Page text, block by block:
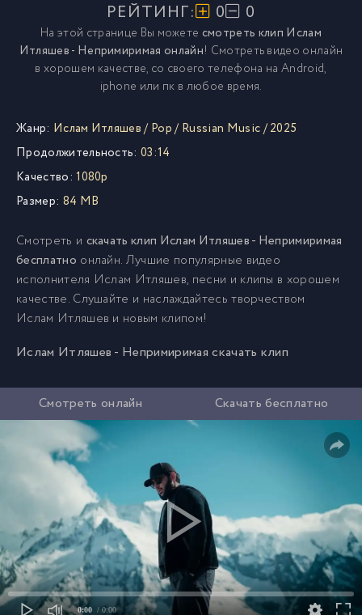
РЕЙТИНГ: 0 0
На этой странице Вы можете смотреть клип Ислам
Итляшев - Непримиримая онлайн! Смотреть видео онлайн
в хорошем качестве, со своего телефона на Android,
iphone или пк в любое время.
Жанр: Ислам Итляшев/ Pop/ Russian Music/2025
Продолжительность: 03:14
Качество: 1080p
Размер: 84 MB
Смотреть и скачать клип Ислам Итляшев - Непримиримая
бесплатно онлайн. Лучшие популярные видео
исполнителя Ислам Итляшев, песни и клипы в хорошем
качестве. Слушайте и наслаждайтесь творчеством
Ислам Итляшев и новым клипом!
Ислам Итляшев - Непримиримая скачать клип
Смотреть онлайн Скачать бесплатно
0:00 / 0:00